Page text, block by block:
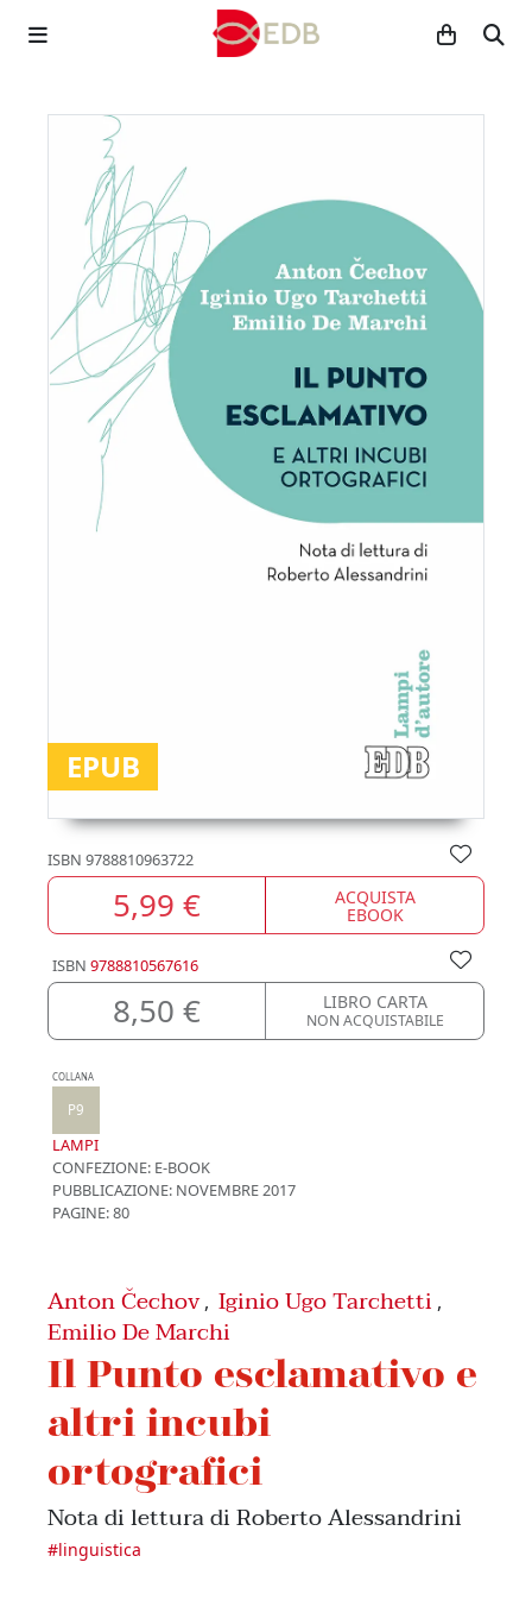
EPUB
ISBN 9788810963722
5,99 € ACQUISTA
EBOOK
ISBN 9788810567616
8,50 € LIBRO CARTA
NON ACQUISTABILE
COLLANA
P9
LAMPI
CONFEZIONE: E-BOOK
PUBBLICAZIONE: NOVEMBRE 2017
PAGINE: 80
Anton Čechov, Iginio Ugo Tarchetti ,
Emilio De Marchi
Il Punto esclamativo e
altri incubi
ortografici
Nota di lettura di Roberto Alessandrini
#linguistica